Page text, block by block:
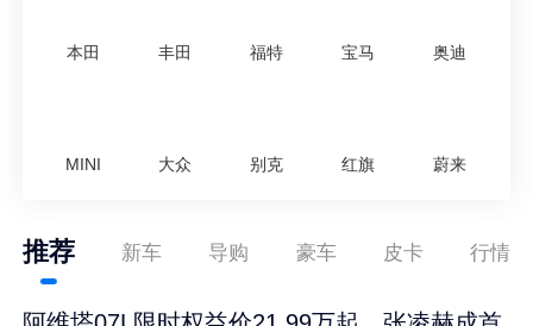
本田 丰田 福特 宝马 奥迪
MINI 大众 别克 红旗 蔚来
推荐 新车 导购 豪车 皮卡 行情